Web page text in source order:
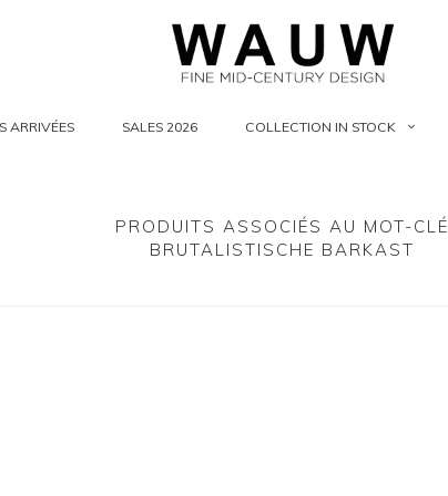
ARRIVÉES SALES 2026 COLLECTION IN STOCK
PRODUITS ASSOCIÉS AU MOT-CLÉ
BRUTALISTISCHE BARKAST